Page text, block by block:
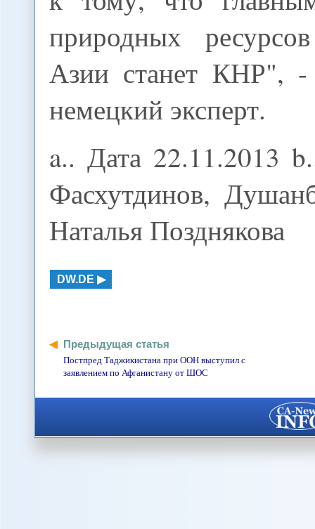
природных
Азии станет КНР", -
немецкий эксперт.
a.. Дата 22.11.2013
Фасхутдинов,
Наталья Позднякова
DW.DE
Предыдущая статья
Постпред Таджикистана при ООН выступил с
заявлением по Афганистану от ШОС